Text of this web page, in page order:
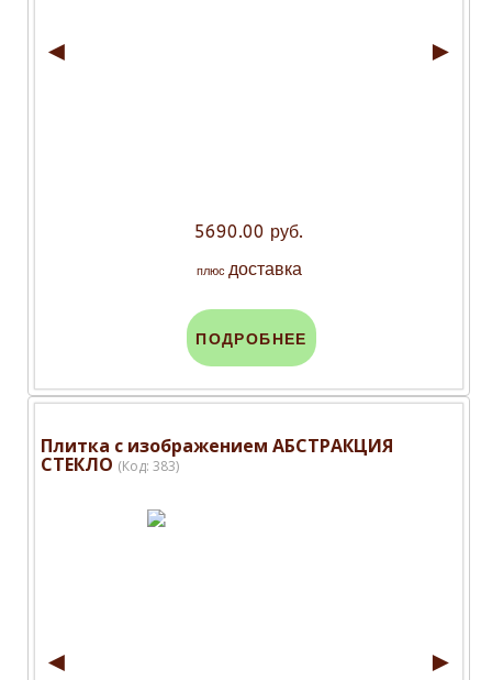
◄ ►
5690.00 руб.
плюс доставка
ПОДРОБНЕЕ
Плитка с изображением АБСТРАКЦИЯ
СТЕКЛО (Код: 383)
◄ ►